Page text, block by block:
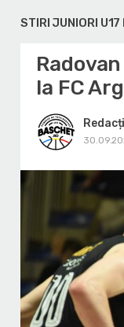
STIRI JUNIORI U17
la FC